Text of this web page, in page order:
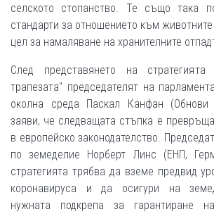
селското стопанство. Те също така
стандарти за отношението към
цел за намаляване на хранителните
След представянето на
трапезата" председателят на
околна среда Паскал Канфан (Обнови
заяви, че следващата стъпка е
в европейско законодателство.
по земеделие Норберт Линс (ЕНП,
стратегията трябва да вземе предвид
коронавируса и да осигури на
нужната подкрепа за гарантиране